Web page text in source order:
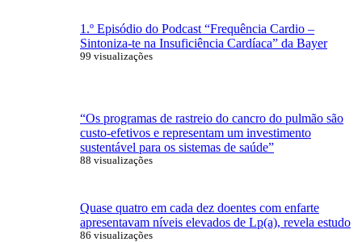
1.º Episódio do Podcast “Frequência Cardio –
Sintoniza-te na Insuficiência Cardíaca” da Bayer
99 visualizações
“Os programas de rastreio do cancro do pulmão são
custo-efetivos e representam um investimento
sustentável para os sistemas de saúde”
88 visualizações
Quase quatro em cada dez doentes com enfarte
apresentavam níveis elevados de Lp(a), revela estudo
86 visualizações